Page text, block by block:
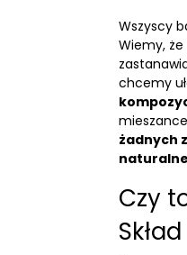
Wszyscy
Wiemy,
chcemy
żadnych
Czy
Skład